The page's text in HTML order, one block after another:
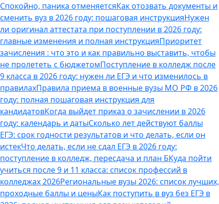
Спокойно, паника отменяетсяКак отозвать документы и
сменить вуз в 2026 году: пошаговая инструкцияНужен
ли оригинал аттестата при поступлении в 2026 году:
главные изменения и полная инструкцияПриоритет
зачисления : что это и как правильно выставить, чтобы
не пролететь с бюджетомПоступление в колледж после
9 класса в 2026 году: нужен ли ЕГЭ и что изменилось в
правилахПравила приема в военные вузы МО РФ в 2026
году: полная пошаговая инструкция для
кандидатовКогда выйдет приказ о зачислении в 2026
году: календарь и датыСколько лет действуют баллы
ЕГЭ: срок годности результатов и что делать, если он
истекЧто делать, если не сдал ЕГЭ в 2026 году:
поступление в колледж, пересдача и план БКуда пойти
учиться после 9 и 11 класса: список профессий в
колледжах 2026Региональные вузы 2026: список лучших,
проходные баллы и ценыКак поступить в вуз без ЕГЭ в